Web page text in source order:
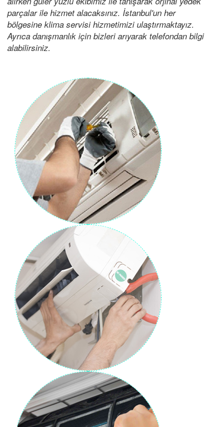
parçalar ile hizmet alacaksınız. İstanbul'un her
bölgesine klima servisi hizmetimizi ulaştırmaktayız.
Ayrıca danışmanlık için bizleri arıyarak telefondan bilgi
alabilirsiniz.